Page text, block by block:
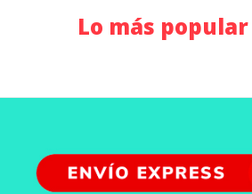
Lo más popular